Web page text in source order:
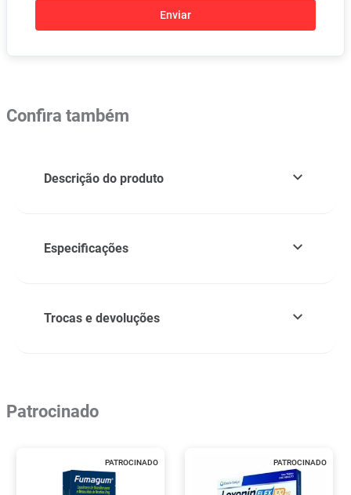
Enviar
Confira também
Descrição do produto
Especificações
Trocas e devoluções
Patrocinado
PATROCINADO PATROCINADO